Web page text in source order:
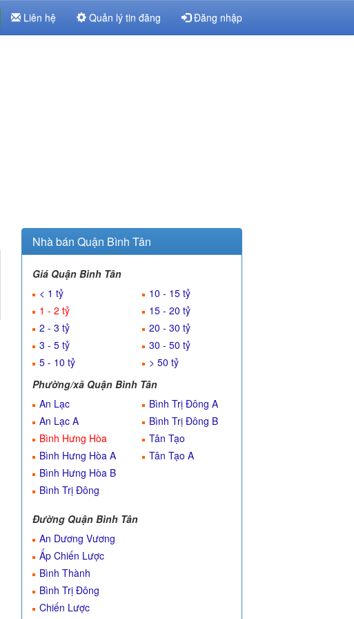
Liên hệ Quản lý tin đăng Đăng nhập
Nhà bán Quận Bình Tân
Giá Quận Bình Tân
< 1 tỷ
1 - 2 tỷ
2 - 3 tỷ
3 - 5 tỷ
5 - 10 tỷ
10 - 15 tỷ
15 - 20 tỷ
20 - 30 tỷ
30 - 50 tỷ
> 50 tỷ
Phường/xã Quận Bình Tân
An Lạc
An Lạc A
Bình Hưng Hòa
Bình Hưng Hòa A
Bình Hưng Hòa B
Bình Trị Đông
Bình Trị Đông A
Bình Trị Đông B
Tân Tạo
Tân Tạo A
Đường Quận Bình Tân
An Dương Vương
Ấp Chiến Lược
Bình Thành
Bình Trị Đông
Chiến Lược